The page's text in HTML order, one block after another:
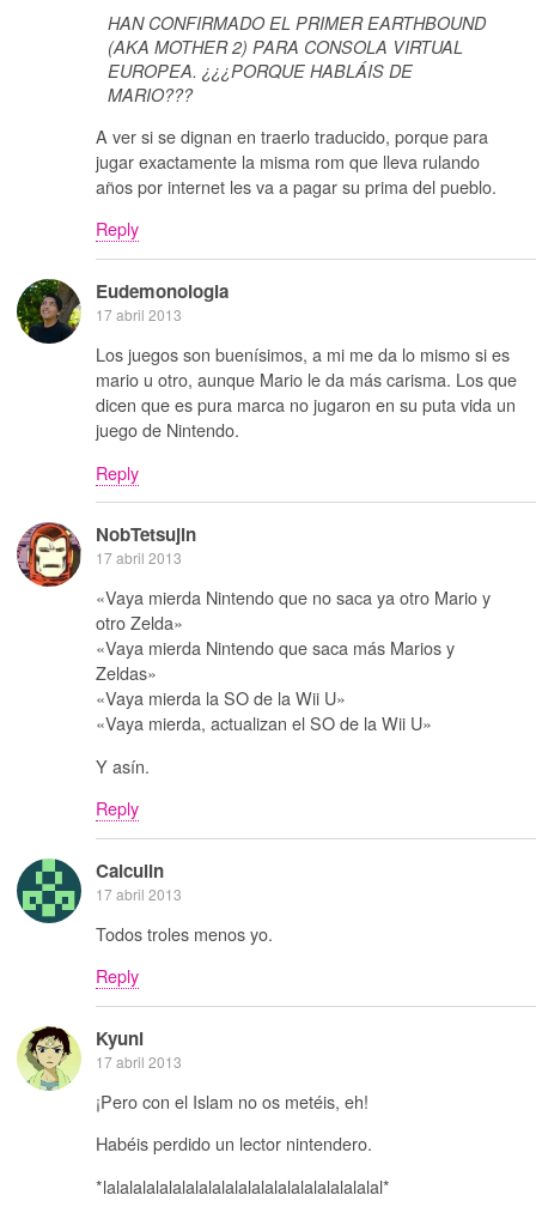
HAN CONFIRMADO EL PRIMER EARTHBOUND
(AKA MOTHER 2) PARA CONSOLA VIRTUAL
EUROPEA. ¿¿¿PORQUE HABLÁIS DE
MARIO???
A ver si se dignan en traerlo traducido, porque para
jugar exactamente la misma rom que lleva rulando
años por internet les va a pagar su prima del pueblo.
Reply
Eudemonologia
17 abril 2013
Los juegos son buenísimos, a mi me da lo mismo si es
mario u otro, aunque Mario le da más carisma. Los que
dicen que es pura marca no jugaron en su puta vida un
juego de Nintendo.
Reply
NobTetsujin
17 abril 2013
«Vaya mierda Nintendo que no saca ya otro Mario y
otro Zelda»
«Vaya mierda Nintendo que saca más Marios y
Zeldas»
«Vaya mierda la SO de la Wii U»
«Vaya mierda, actualizan el SO de la Wii U»
Y asín.
Reply
Calculin
17 abril 2013
Todos troles menos yo.
Reply
Kyuni
17 abril 2013
¡Pero con el Islam no os metéis, eh!
Habéis perdido un lector nintendero.
*lalalalalalalalalalalalalalalalalalalalalal*